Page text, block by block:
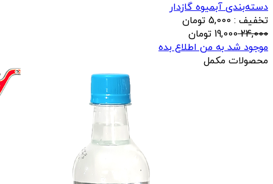
دسته‌بندی آبمیوه گازدار
تخفیف : 5,000 تومان
24,000
19,000 تومان
موجود شد به من اطلاع بده
محصولات مکمل